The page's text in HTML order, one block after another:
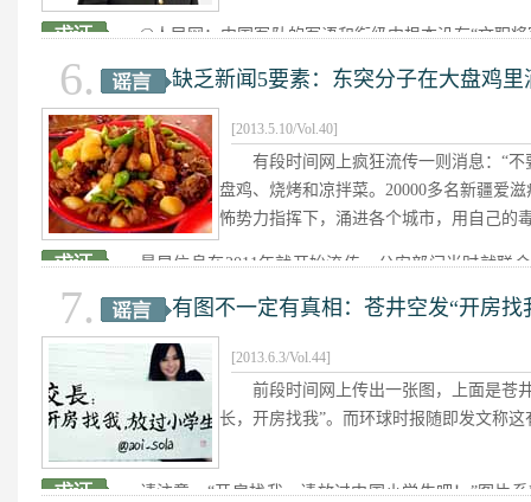
官员则成为公众出气口。贪腐固然
@人民网：中国军队的军语和衔级中根本没有“文职将
中间某些级别高的人称为“文职将军”，主要源于2001
待遇规定中对服饰的更改。
[详细]
很多流传已久的“段子”，明显违
我们不必追求深度调查，只需提供
6. 缺乏新闻5要素：东突分子在大盘鸡里
[2013.5.10/Vol.40]
有段时间网上疯狂流传一则消息：“不
盘鸡、烧烤和凉拌菜。20000多名新疆爱
怖势力指挥下，涌进各个城市，用自己的
最早信息在2011年就开始流传。公安部门当时就联
关艾滋病人投毒的案件。卫生部：艾滋病传播有3种途
过餐具、饮水、食品传染。 [详细]
新闻有5要素——时间（when）、
人物（who）、 事件（what）、原
往缺前三个。
7. 有图不一定有真相：苍井空发“开房找
[2013.6.3/Vol.44]
前段时间网上传出一张图，上面是苍井
长，开房找我”。而环球时报随即发文称这
请注意，“开房找我，请放过中国小学生吧！”图片系